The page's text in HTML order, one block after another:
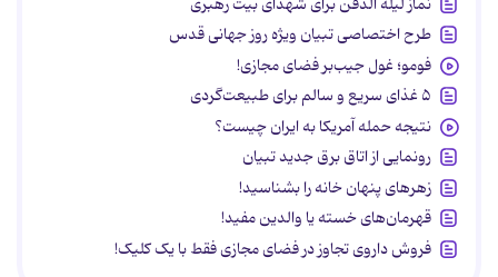
طرح اختصاصی تبیان ویژه روز جهانی قدس
فومو؛ غول جیب‌بر فضای مجازی!
۵ غذای سریع و سالم برای طبیعت‌گردی
نتیجه حمله آمریکا به ایران چیست؟
رونمایی از اتاق برق جدید تبیان
زهرهای پنهان خانه را بشناسید!
قهرمان‌های خسته یا والدین مفید!
فروش داروی تجاوز در فضای مجازی فقط با یک کلیک!